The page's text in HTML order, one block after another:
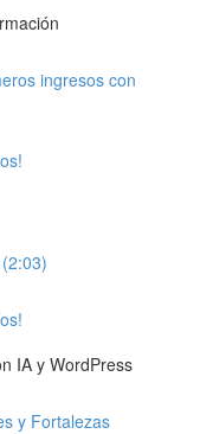
ingresos con
IA y WordPress
y Fortalezas